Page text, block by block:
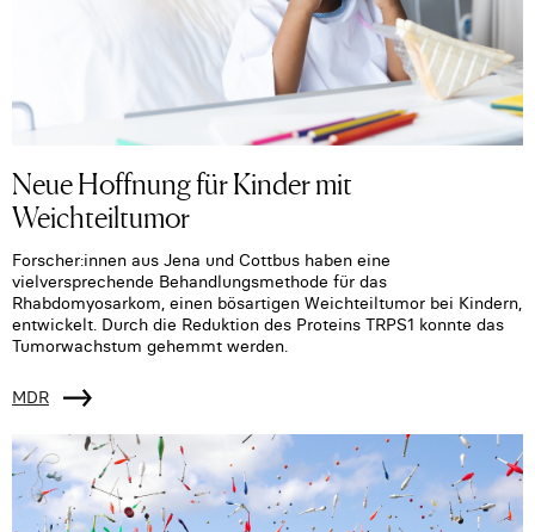
Neue Hoffnung für Kinder mit
Weichteiltumor
Forscher:innen aus Jena und Cottbus haben eine
vielversprechende Behandlungsmethode für das
Rhabdomyosarkom, einen bösartigen Weichteiltumor bei Kindern,
entwickelt. Durch die Reduktion des Proteins TRPS1 konnte das
Tumorwachstum gehemmt werden.
MDR